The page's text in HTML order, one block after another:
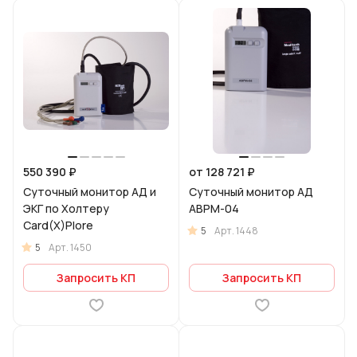
550 390 ₽
Суточный монитор АД и
ЭКГ по Холтеру
Card(X)Plore
5 Арт.1450
Запросить КП
от 128 721 ₽
Суточный монитор АД
АВРМ-04
5 Арт.1448
Запросить КП